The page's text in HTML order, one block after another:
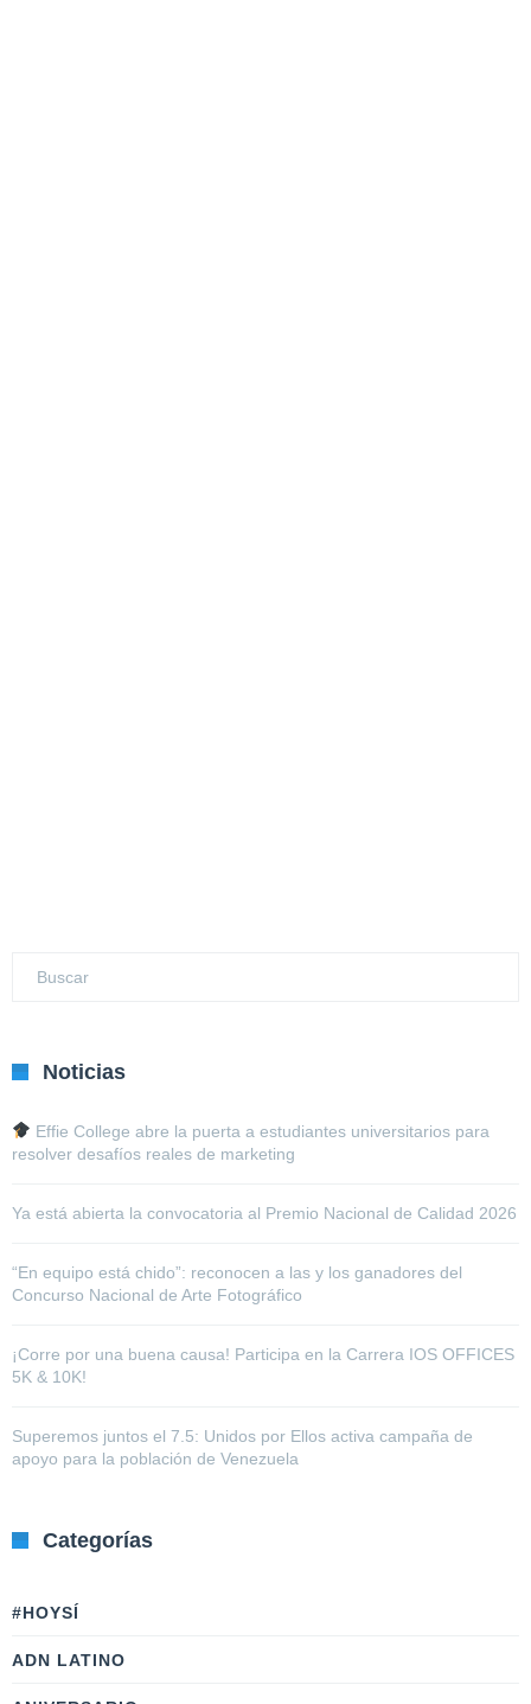
Noticias
Effie College abre la puerta a estudiantes universitarios para
resolver desafíos reales de marketing
Ya está abierta la convocatoria al Premio Nacional de Calidad 2026
“En equipo está chido”: reconocen a las y los ganadores del
Concurso Nacional de Arte Fotográfico
¡Corre por una buena causa! Participa en la Carrera IOS OFFICES
5K & 10K!
Superemos juntos el 7.5: Unidos por Ellos activa campaña de
apoyo para la población de Venezuela
Categorías
#HOYSÍ
ADN LATINO